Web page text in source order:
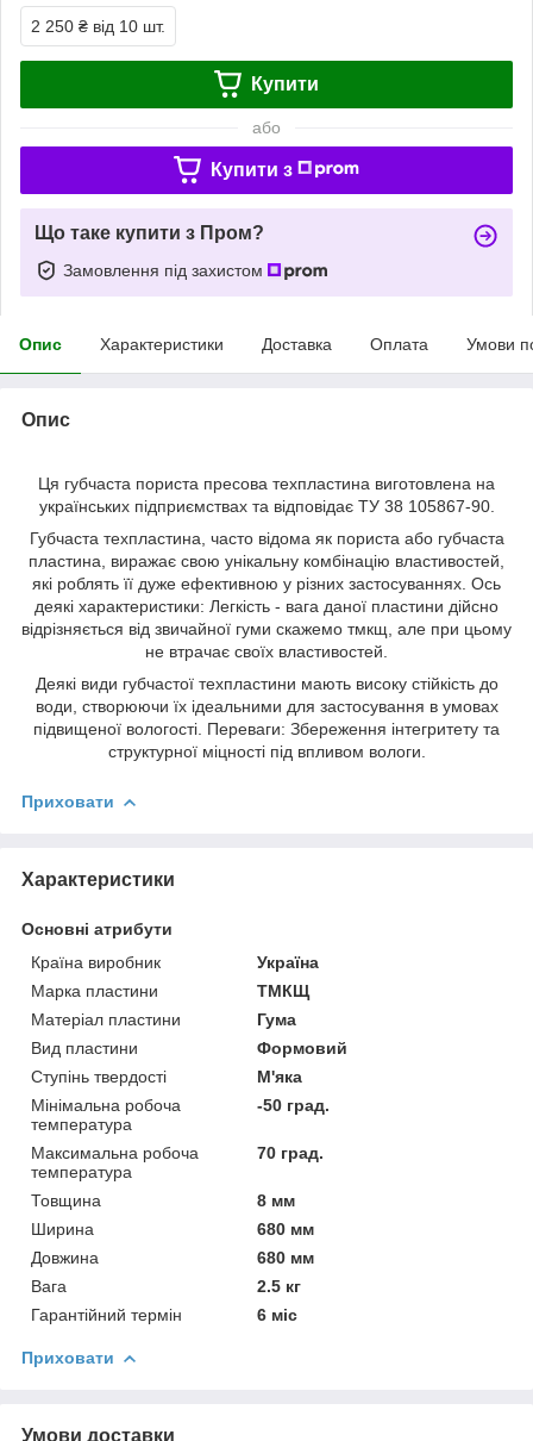
2 250 ₴ від 10 шт.
Купити
або
Купити з
Що таке купити з Пром?
Замовлення під захистом
Опис Характеристики Доставка Оплата Умови
Опис
Ця губчаста пориста пресова техпластина виготовлена ​​на
українських підприємствах та відповідає ТУ 38 105867-90.
Губчаста техпластина, часто відома як пориста або губчаста
пластина, виражає свою унікальну комбінацію властивостей,
які роблять її дуже ефективною у різних застосуваннях. Ось
деякі характеристики: Легкість - вага даної пластини дійсно
відрізняється від звичайної гуми скажемо тмкщ, але при цьому
не втрачає своїх властивостей.
Деякі види губчастої техпластини мають високу стійкість до
води, створюючи їх ідеальними для застосування в умовах
підвищеної вологості. Переваги: ​​Збереження інтегритету та
структурної міцності під впливом вологи.
Приховати
Характеристики
Основні атрибути
Країна виробник
Україна
Марка пластини
ТМКЩ
Матеріал пластини
Гума
Вид пластини
Формовий
Ступінь твердості
М'яка
Мінімальна робоча
температура
-50 град.
Максимальна робоча
температура
70 град.
Товщина
8 мм
Ширина
680 мм
Довжина
680 мм
Вага
2.5 кг
Гарантійний термін
6 міс
Приховати
Умови доставки